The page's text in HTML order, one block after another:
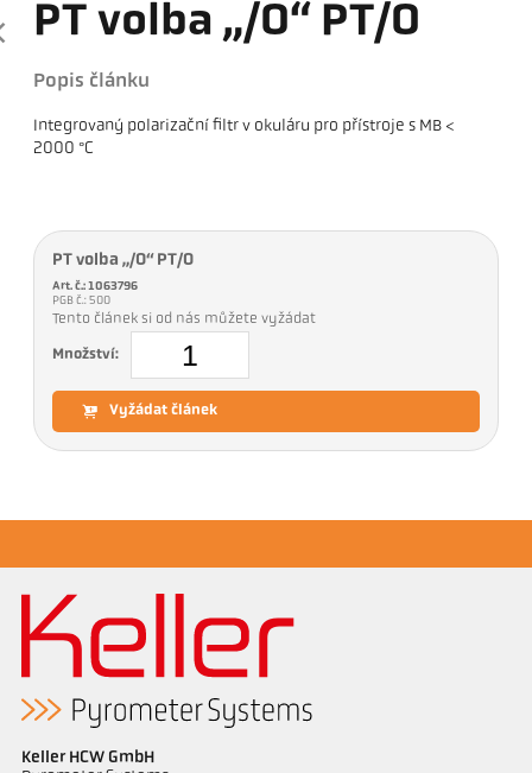
PT volba „/O“ PT/O
Popis článku
Integrovaný polarizační filtr v okuláru pro přístroje s MB <
2000 °C
PT volba „/O“ PT/O
Art. č.: 1063796
PGB č.: 500
Tento článek si od nás můžete vyžádat
Množství:
Vyžádat článek
Keller HCW GmbH